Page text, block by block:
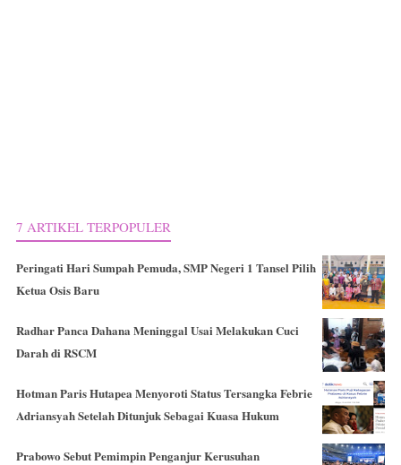
7 ARTIKEL TERPOPULER
Peringati Hari Sumpah Pemuda, SMP Negeri 1 Tansel Pilih
Ketua Osis Baru
Radhar Panca Dahana Meninggal Usai Melakukan Cuci
Darah di RSCM
Hotman Paris Hutapea Menyoroti Status Tersangka Febrie
Adriansyah Setelah Ditunjuk Sebagai Kuasa Hukum
Prabowo Sebut Pemimpin Penganjur Kerusuhan